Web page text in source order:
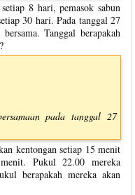
8 hari, pemasok sabun
30 hari. Pada tanggal 27
Tanggal berapakah
pada tanggal 27
kentongan setiap 15 menit
Pukul 22.00 mereka
berapakah mereka akan